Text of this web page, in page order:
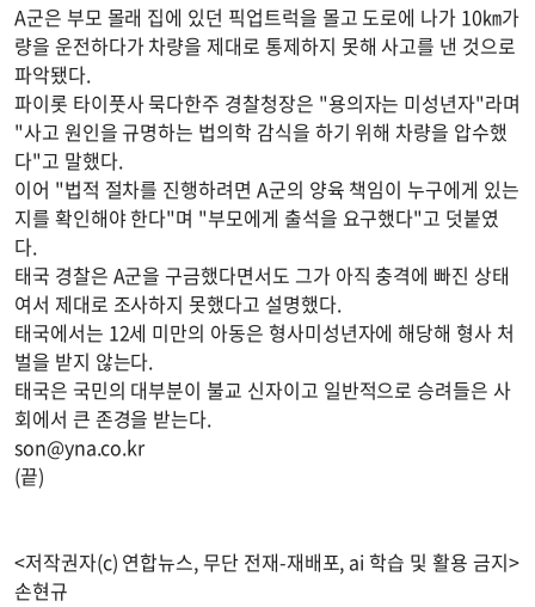
A군은 부모 몰래 집에 있던 픽업트럭을 몰고 도로에 나가 10㎞가
량을 운전하다가 차량을 제대로 통제하지 못해 사고를 낸 것으로
파악됐다.
파이롯 타이풋사 묵다한주 경찰청장은 "용의자는 미성년자"라며
"사고 원인을 규명하는 법의학 감식을 하기 위해 차량을 압수했
다"고 말했다.
이어 "법적 절차를 진행하려면 A군의 양육 책임이 누구에게 있는
지를 확인해야 한다"며 "부모에게 출석을 요구했다"고 덧붙였
다.
태국 경찰은 A군을 구금했다면서도 그가 아직 충격에 빠진 상태
여서 제대로 조사하지 못했다고 설명했다.
태국에서는 12세 미만의 아동은 형사미성년자에 해당해 형사 처
벌을 받지 않는다.
태국은 국민의 대부분이 불교 신자이고 일반적으로 승려들은 사
회에서 큰 존경을 받는다.
son@yna.co.kr
(끝)
<저작권자(c) 연합뉴스, 무단 전재-재배포, ai 학습 및 활용 금지>
손현규